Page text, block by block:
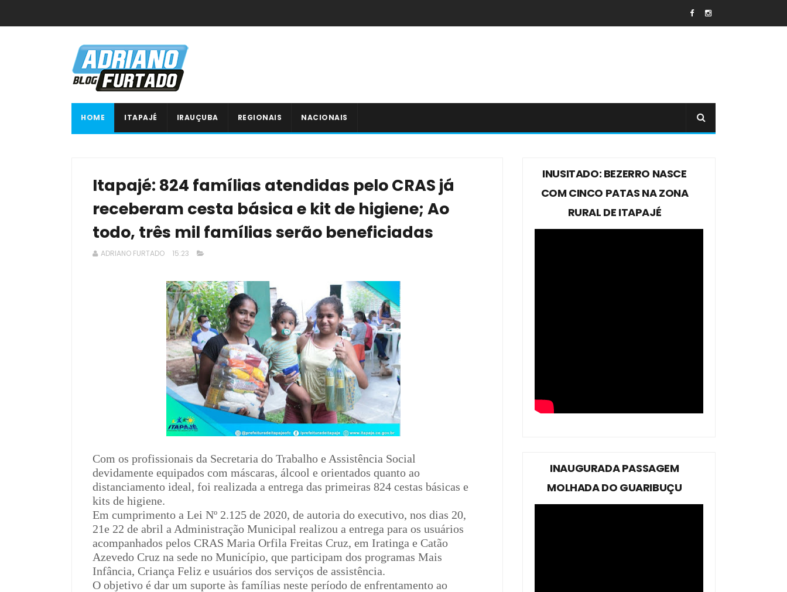
HOME ITAPAJÉ IRAUÇUBA REGIONAIS NACIONAIS
Itapajé: 824 famílias atendidas pelo CRAS já
receberam cesta básica e kit de higiene; Ao
todo, três mil famílias serão beneficiadas
ADRIANO FURTADO 15:23
Com os profissionais da Secretaria do Trabalho e Assistência Social
devidamente equipados com máscaras, álcool e orientados quanto ao
distanciamento ideal, foi realizada a entrega das primeiras 824 cestas básicas e
kits de higiene.
Em cumprimento a Lei Nº 2.125 de 2020, de autoria do executivo, nos dias 20,
21e 22 de abril a Administração Municipal realizou a entrega para os usuários
acompanhados pelos CRAS Maria Orfila Freitas Cruz, em Iratinga e Catão
Azevedo Cruz na sede no Município, que participam dos programas Mais
Infância, Criança Feliz e usuários dos serviços de assistência.
O objetivo é dar um suporte às famílias neste período de enfrentamento ao
INUSITADO: BEZERRO NASCE
COM CINCO PATAS NA ZONA
RURAL DE ITAPAJÉ
INAUGURADA PASSAGEM
MOLHADA DO GUARIBUÇU